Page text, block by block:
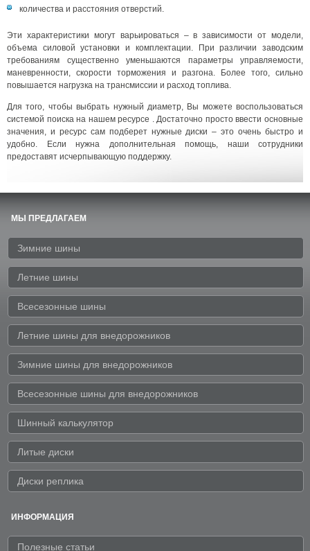
количества и расстояния отверстий.
Эти характеристики могут варьироваться – в зависимости от модели,
объема силовой установки и комплектации. При различии заводским
требованиям существенно уменьшаются параметры управляемости,
маневренности, скорости торможения и разгона. Более того, сильно
повышается нагрузка на трансмиссии и расход топлива.
Для того, чтобы выбрать нужный диаметр, Вы можете воспользоваться
системой поиска на нашем ресурсе . Достаточно просто ввести основные
значения, и ресурс сам подберет нужные диски – это очень быстро и
удобно. Если нужна дополнительная помощь, наши сотрудники
предоставят исчерпывающую поддержку.
МЫ ПРЕДЛАГАЕМ
Зимние шины
Летние шины
Всесезонные шины
Летние шины для внедорожников
Зимние шины для внедорожников
Всесезонные шины для внедорожников
Шинный калькулятор
Литые диски
Диски реплика
ИНФОРМАЦИЯ
Полезные статьи